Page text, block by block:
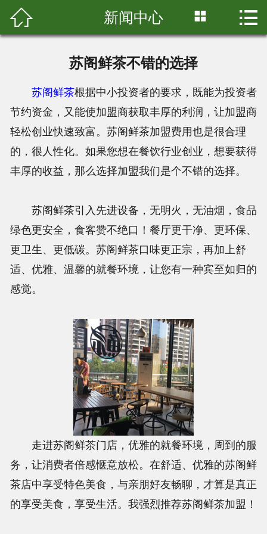
 首页
店铺展示
新闻中心
加盟中心
 新闻中心  
苏阁鲜茶不错的选择
苏阁鲜茶根据中小投资者的要求，既能为投资者
节约资金，又能使加盟商获取丰厚的利润，让加盟商
轻松创业快速致富。苏阁鲜茶加盟费用也是很合理
的，很人性化。如果您想在餐饮行业创业，想要获得
丰厚的收益，那么选择加盟我们是个不错的选择。
苏阁鲜茶引入先进设备，无明火，无油烟，食品
绿色更安全，食客赞不绝口！餐厅更干净、更环保、
更卫生、更低碳。苏阁鲜茶口味更正宗，再加上舒
适、优雅、温馨的就餐环境，让您有一种宾至如归的
感觉。
走进苏阁鲜茶门店，优雅的就餐环境，周到的服
务，让消费者倍感惬意放松。在舒适、优雅的苏阁鲜
茶店中享受特色美食，与亲朋好友畅聊，才算是真正
的享受美食，享受生活。我强烈推荐苏阁鲜茶加盟！